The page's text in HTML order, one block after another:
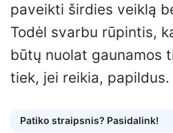
paveikti širdies veiklą
Todėl svarbu rūpintis,
būtų nuolat gaunamos
tiek, jei reikia, papildus.
Patiko straipsnis? Pasidalink!